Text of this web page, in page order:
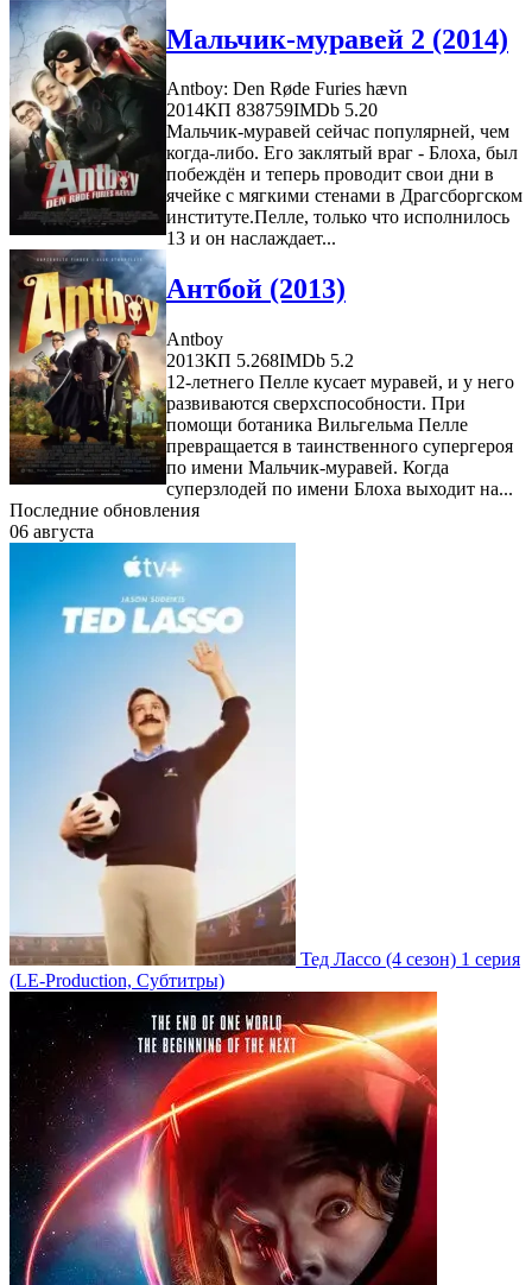
Мальчик-муравей 2 (2014)
Antboy: Den Røde Furies hævn
2014КП 838759IMDb 5.20
Мальчик-муравей сейчас популярней, чем
когда-либо. Его заклятый враг - Блоха, был
побеждён и теперь проводит свои дни в
ячейке с мягкими стенами в Драгсборгском
институте.Пелле, только что исполнилось
13 и он наслаждает...
Антбой (2013)
Antboy
2013КП 5.268IMDb 5.2
12-летнего Пелле кусает муравей, и у него
развиваются сверхспособности. При
помощи ботаника Вильгельма Пелле
превращается в таинственного супергероя
по имени Мальчик-муравей. Когда
суперзлодей по имени Блоха выходит на...
Последние обновления
06 августа
Тед Лассо (4 сезон) 1 серия
(LE-Production, Субтитры)